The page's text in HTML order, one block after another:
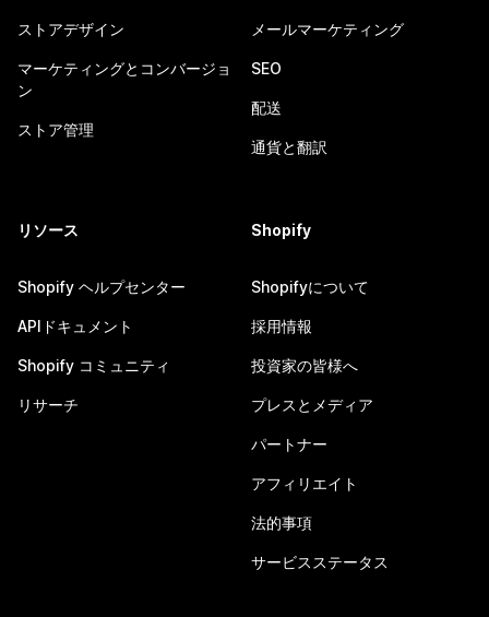
ストアデザイン
マーケティングとコンバージョ
ン
ストア管理
メールマーケティング
SEO
配送
通貨と翻訳
リソース
Shopify ヘルプセンター
APIドキュメント
Shopify コミュニティ
リサーチ
Shopify
Shopifyについて
採用情報
投資家の皆様へ
プレスとメディア
パートナー
アフィリエイト
法的事項
サービスステータス